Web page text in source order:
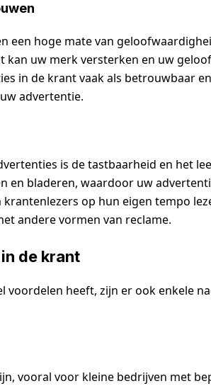
een hoge mate van
kan uw merk versterken en uw
in de krant vaak als betrouwbaar
advertentie.
is de tastbaarheid en het
en bladeren, waardoor uw
op hun eigen tempo
andere vormen van reclame.
de krant
voordelen heeft, zijn er ook enkele
vooral voor kleine bedrijven met